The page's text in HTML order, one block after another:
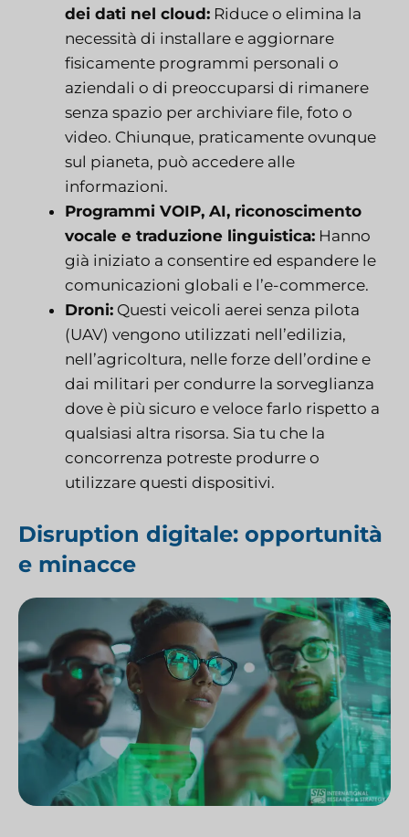
dei dati nel cloud: Riduce o elimina la
necessità di installare e aggiornare
fisicamente programmi personali o
aziendali o di preoccuparsi di rimanere
senza spazio per archiviare file, foto o
video. Chiunque, praticamente ovunque
sul pianeta, può accedere alle
informazioni.
Programmi VOIP, AI, riconoscimento
vocale e traduzione linguistica: Hanno
già iniziato a consentire ed espandere le
comunicazioni globali e l’e-commerce.
Droni: Questi veicoli aerei senza pilota
(UAV) vengono utilizzati nell’edilizia,
nell’agricoltura, nelle forze dell’ordine e
dai militari per condurre la sorveglianza
dove è più sicuro e veloce farlo rispetto a
qualsiasi altra risorsa. Sia tu che la
concorrenza potreste produrre o
utilizzare questi dispositivi.
Disruption digitale: opportunità
e minacce